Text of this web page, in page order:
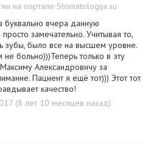
на портале Stomatologija.su
вчера данную
замечательно. Учитывая то,
зубы, было все на высшем уровне.
не больно)))Теперь только в эту
Александровичу за
Пациент я ещё тот))) Этот тот
качество!
(8 лет 10 месяцев назад)